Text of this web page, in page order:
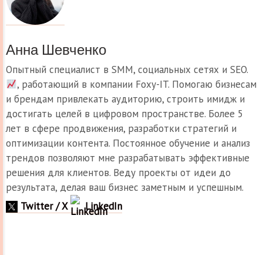
Анна Шевченко
Опытный специалист в SMM, социальных сетях и SEO.
, работающий в компании Foxy-IT. Помогаю бизнесам
и брендам привлекать аудиторию, строить имидж и
достигать целей в цифровом пространстве. Более 5
лет в сфере продвижения, разработки стратегий и
оптимизации контента. Постоянное обучение и анализ
трендов позволяют мне разрабатывать эффективные
решения для клиентов. Веду проекты от идеи до
результата, делая ваш бизнес заметным и успешным.
Twitter / X
LinkedIn